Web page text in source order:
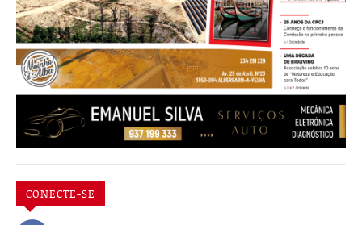
CONECTE-SE